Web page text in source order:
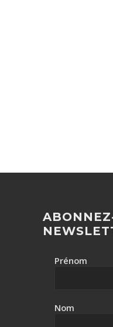
Prénom
Nom